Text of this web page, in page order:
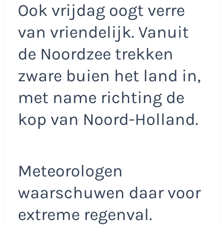
Ook vrijdag oogt verre
van vriendelijk. Vanuit
de Noordzee trekken
zware buien het land in,
met name richting de
kop van Noord-Holland.
Meteorologen
waarschuwen daar voor
extreme regenval.